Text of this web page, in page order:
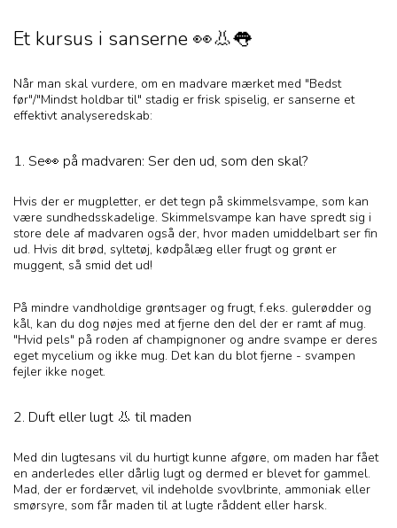
Et kursus i sanserne 👀👃👅
Når man skal vurdere, om en madvare mærket med "Bedst
før"/"Mindst holdbar til" stadig er frisk spiselig, er sanserne et
effektivt analyseredskab:
1. Se👀 på madvaren: Ser den ud, som den skal?
Hvis der er mugpletter, er det tegn på skimmelsvampe, som kan
være sundhedsskadelige. Skimmelsvampe kan have spredt sig i
store dele af madvaren også der, hvor maden umiddelbart ser fin
ud. Hvis dit brød, syltetøj, kødpålæg eller frugt og grønt er
muggent, så smid det ud!
På mindre vandholdige grøntsager og frugt, f.eks. gulerødder og
kål, kan du dog nøjes med at fjerne den del der er ramt af mug.
"Hvid pels" på roden af champignoner og andre svampe er deres
eget mycelium og ikke mug. Det kan du blot fjerne - svampen
fejler ikke noget.
2. Duft eller lugt 👃 til maden
Med din lugtesans vil du hurtigt kunne afgøre, om maden har fået
en anderledes eller dårlig lugt og dermed er blevet for gammel.
Mad, der er fordærvet, vil indeholde svovlbrinte, ammoniak eller
smørsyre, som får maden til at lugte råddent eller harsk.